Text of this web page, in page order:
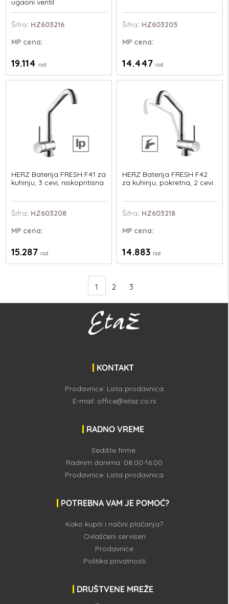
ugaoni ventil
Šifra: HZ603216
MP cena:
19.114rsd
Šifra: HZ603205
MPcena:
14.447 rsd
HERZ Baterija FRESH F41 za
kuhinju, 3 cevi, niskopritisna
Šifra: HZ603208
MP cena:
15.287rsd
HERZ Baterija FRESH F42
za kuhinju, pokretna, 2 cevi
Šifra: HZ603218
MPcena:
14.883 rsd
1 2 3
KONTAKT
Prodavnice: Lista prodavnica
E-mail: office@etaz.co.rs
RADNO VREME
Sedište firme:
Radnim danima: 08:00-16:00
Prodavnice: Lista prodavnica
POTREBNA VAM JE POMOĆ?
Kako kupiti i načini plaćanja?
Ovlašćeni serviseri
Prodavnice
Politika privatnosti
DRUŠTVENE MREŽE